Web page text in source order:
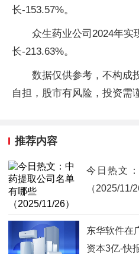
长-153.57%。
众生药业公司2024年实
长-213.63%。
数据仅供参考，不构成
自担，股市有风险，投资需
推荐内容
今日热文
（2025/11/
东华软件在
资本3亿-快